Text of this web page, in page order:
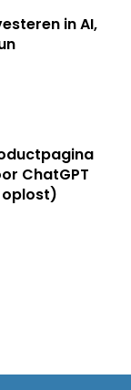
in AI,
ChatGPT
oplost)